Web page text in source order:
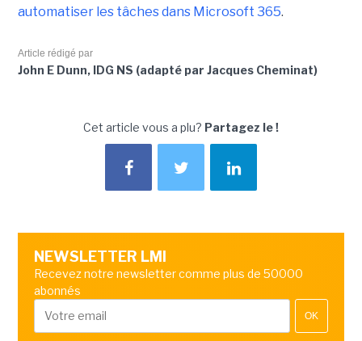
automatiser les tâches dans Microsoft 365.
Article rédigé par
John E Dunn, IDG NS (adapté par Jacques Cheminat)
Cet article vous a plu? Partagez le !
NEWSLETTER LMI
Recevez notre newsletter comme plus de 50000
abonnés
OK